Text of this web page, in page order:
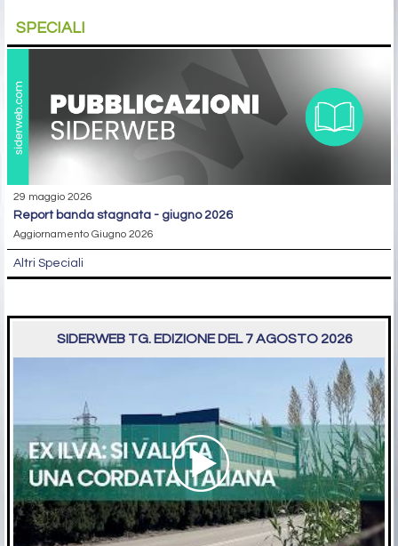
SPECIALI
29 maggio 2026
report banda stagnata - giugno 2026
Aggiornamento Giugno 2026
Altri Speciali
SIDERWEB TG. EDIZIONE DEL 7 AGOSTO 2026